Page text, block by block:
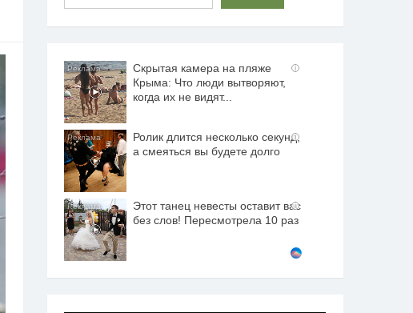
i
Скрытая камера на пляже
Крыма: Что люди вытворяют,
когда их не видят...
i
Ролик длится несколько секунд,
а смеяться вы будете долго
i
Этот танец невесты оставит вас
без слов! Пересмотрела 10 раз